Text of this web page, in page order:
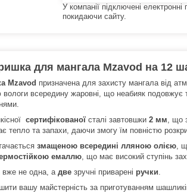
У компанії підключені
покидаючи сайту.
для мангала Mzavod на 12
Mzavod призначена для захисту мангала від
вологи всередину жаровні, що неабияк подовжує
сертифікованої сталі завтовшки 2 мм, що
тепло та запахи, даючи змогу їм повністю
змащеною всередині лляною олією,
емаллю, що має високий ступінь
не одна, адве зручні приварені ручки.
вашу майстерність за приготуванням